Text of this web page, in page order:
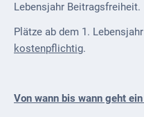
Geplante
Regionalbahn
Gemarkungen
Lebensjahr Beitragsfreiheit.
Plätze ab dem 1.
kostenpflichtig.
Von wann bis wann geht